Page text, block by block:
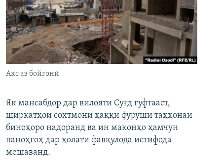
Акс аз бойгонӣ
Як мансабдор дар вилояти Суғд гуфтааст,
ширкатҳои сохтмонӣ ҳаққи фурӯши таҳхонаи
биноҳоро надоранд ва ин маконҳо ҳамчун
паноҳгоҳ дар ҳолати фавқулода истифода
мешаванд.